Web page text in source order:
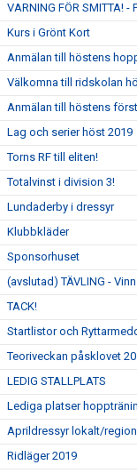
VARNING FÖR SMITTA! -
Kurs i Grönt Kort
Anmälan till höstens
Välkomna till ridskolan
Anmälan till höstens
Lag och serier höst 2019
Torns RF till eliten!
Totalvinst i division 3!
Lundaderby i dressyr
Klubbkläder
Sponsorhuset
(avslutad) TÄVLING -
TACK!
Startlistor och
Teoriveckan påsklovet
LEDIG STALLPLATS
Lediga platser
Aprildressyr lokalt/
Ridläger 2019